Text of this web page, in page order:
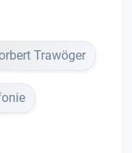
Trawöger